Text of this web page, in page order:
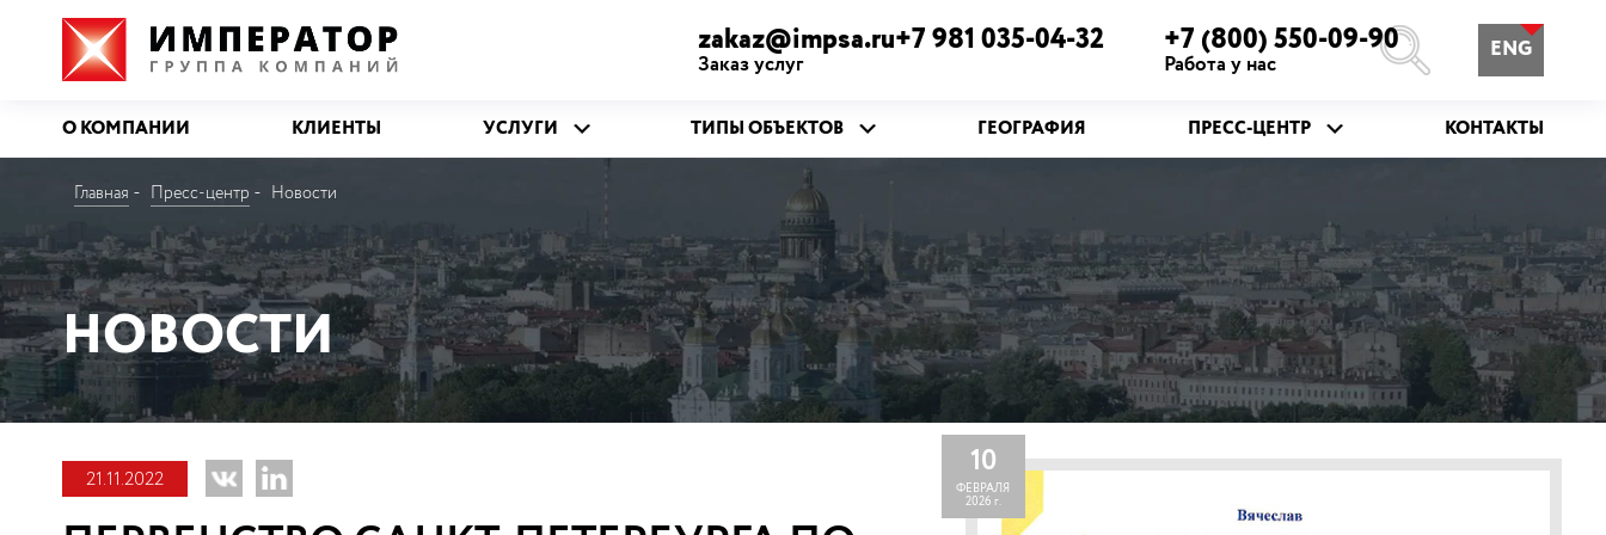
zakaz@impsa.ru+7 981 035-04-32
Заказ услуг
+7 (800) 550-09-90
Работа у нас ENG
О КОМПАНИИ КЛИЕНТЫ УСЛУГИ ТИПЫ ОБЪЕКТОВ ГЕОГРАФИЯ ПРЕСС-ЦЕНТР КОНТАКТЫ
Главная Пресс-центр Новости
НОВОСТИ
21.11.2022 10
ФЕВРАЛЯ
2026 г.